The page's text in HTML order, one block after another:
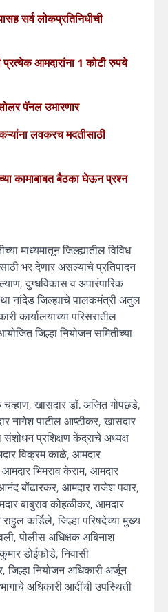
सर्व लोकप्रतिनिधीची
प्रत्येक आमदारांना 1 कोटी रुपये
पॅनल उभारणार
लवकरच मदतीसाठी
कामाबाबत बैठका घेऊन प्रश्न
माध्यमातून जिल्ह्यातील विविध
भर देणार असल्याचे प्रतिपादन
दुग्धविकास व अपारंपारिक
नांदेड जिल्ह्याचे पालकमंत्री अतुल
कार्यालयाच्या परिसरातील
जिल्हा नियोजन समितीच्या
खासदार डॉ. अजित गोपछडे,
नागेश पाटील आष्टीकर, खासदार
संशोधन प्रशिक्षण केंद्राचे अध्यक्ष
विक्रम काळे, आमदार
भिमराव केराम, आमदार
बोंढारकर, आमदार राजेश पवार,
बाबुराव कोहळीकर, आमदार
कर्डिले, जिल्हा परिषदेच्या मुख्य
पोलीस अधिक्षक अबिनाश
डोईफोडे, निवासी
जिल्हा नियोजन अधिकारी अर्जून
अधिकारी आदींची उपस्थिती